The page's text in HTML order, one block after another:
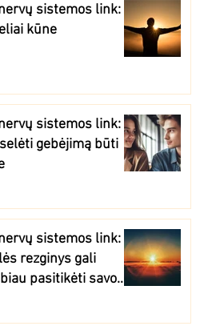
sistemos link:
kūne
sistemos link:
gebėjimą būti
sistemos link:
rezginys gali
pasitikėti savo